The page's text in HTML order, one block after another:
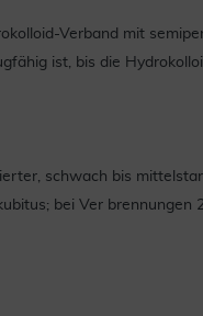
Verband mit
ist, bis die
schwach bis
bei Ver